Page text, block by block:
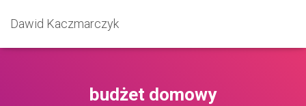
Dawid Kaczmarczyk
budżet domowy